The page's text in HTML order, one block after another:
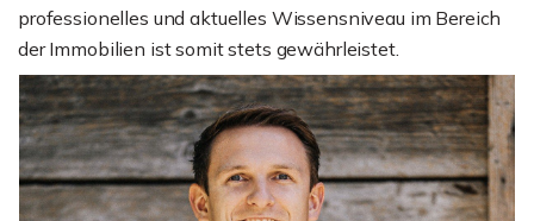
professionelles und aktuelles Wissensniveau im Bereich
der Immobilien ist somit stets gewährleistet.